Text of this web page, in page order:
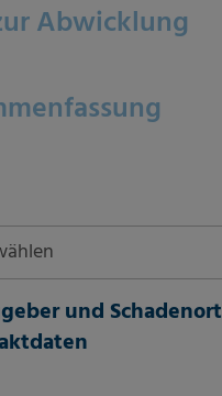
Abwicklung
und Schadenort